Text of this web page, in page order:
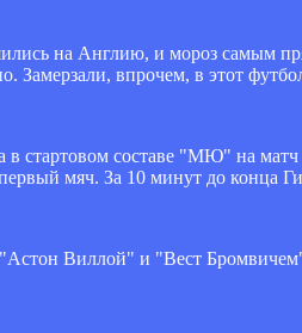
на Англию, и мороз самым
Замерзали, впрочем, в этот
в стартовом составе "МЮ" на
мяч. За 10 минут до конца
Виллой" и "Вест Бромвичем"